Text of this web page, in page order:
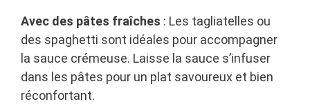
Avec des pâtes fraîches : Les tagliatelles ou
des spaghetti sont idéales pour accompagner
la sauce crémeuse. Laisse la sauce s’infuser
dans les pâtes pour un plat savoureux et bien
réconfortant.